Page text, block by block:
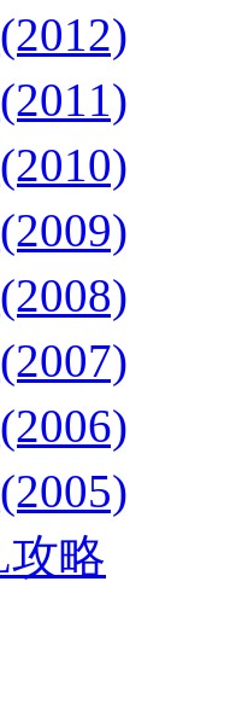
略